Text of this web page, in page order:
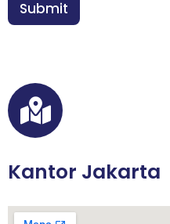
n
*
Submit
Kantor Jakarta